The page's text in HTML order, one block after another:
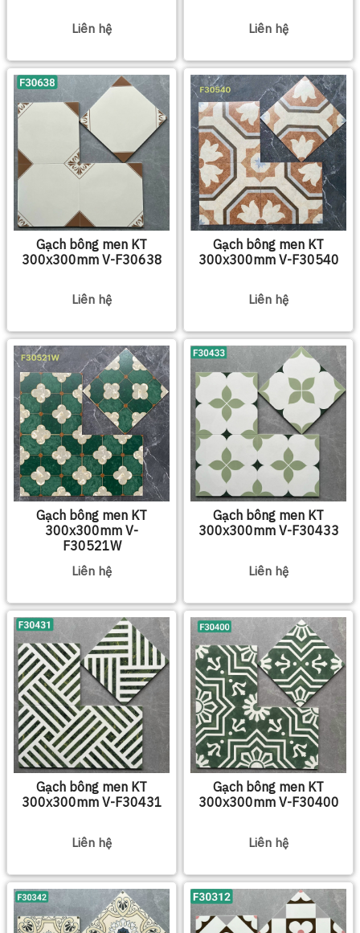
Liên hệ Liên hệ
Gạch bông men KT
300x300mm V-F30638
Liên hệ
Gạch bông men KT
300x300mm V-F30540
Liên hệ
Gạch bông men KT
300x300mm V-
F30521W
Liên hệ
Gạch bông men KT
300x300mm V-F30433
Liên hệ
Gạch bông men KT
300x300mm V-F30431
Liên hệ
Gạch bông men KT
300x300mm V-F30400
Liên hệ